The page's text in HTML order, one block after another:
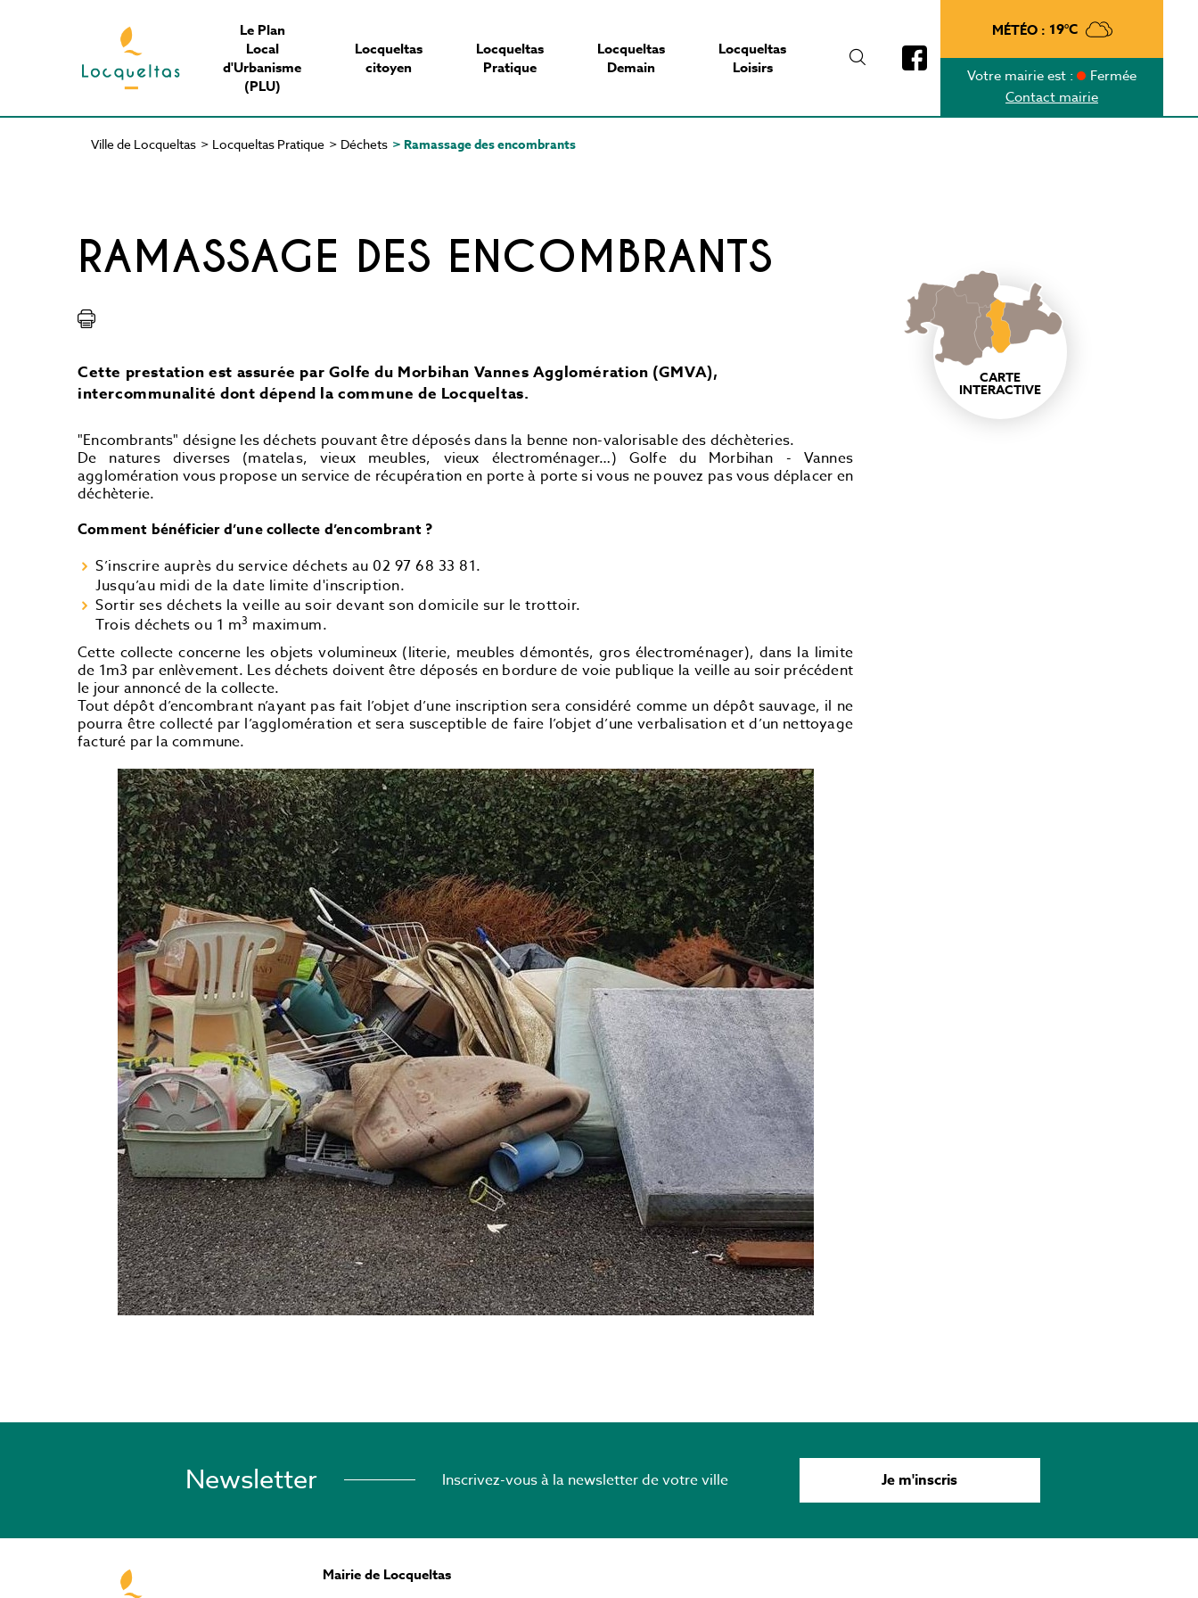
Le Plan
Local
d'Urbanisme
(PLU)
Locqueltas
citoyen
Locqueltas
Pratique
Locqueltas
Demain
Locqueltas
Loisirs
MÉTÉO : 19°C
Votre mairie est :
Fermée
Contact mairie
Ville de Locqueltas > Locqueltas Pratique > Déchets > Ramassage des encombrants
RAMASSAGE DES ENCOMBRANTS
Cette prestation est assurée par Golfe du Morbihan Vannes Agglomération (GMVA),
intercommunalité dont dépend la commune de Locqueltas.
"Encombrants" désigne les déchets pouvant être déposés dans la benne non-valorisable des déchèteries.
De natures diverses (matelas, vieux meubles, vieux électroménager…) Golfe du Morbihan - Vannes
agglomération vous propose un service de récupération en porte à porte si vous ne pouvez pas vous déplacer en
déchèterie.
Comment bénéficier d’une collecte d’encombrant ?
S’inscrire auprès du service déchets au 02 97 68 33 81.
Jusqu’au midi de la date limite d'inscription.
Sortir ses déchets la veille au soir devant son domicile sur le trottoir.
Trois déchets ou 1 m3 maximum.
Cette collecte concerne les objets volumineux (literie, meubles démontés, gros électroménager), dans la limite
de 1m3 par enlèvement. Les déchets doivent être déposés en bordure de voie publique la veille au soir précédent
le jour annoncé de la collecte.
Tout dépôt d’encombrant n’ayant pas fait l’objet d’une inscription sera considéré comme un dépôt sauvage, il ne
pourra être collecté par l’agglomération et sera susceptible de faire l’objet d’une verbalisation et d’un nettoyage
facturé par la commune.
CARTE
INTERACTIVE
Newsletter Inscrivez-vous à la newsletter de votre ville Je m'inscris
Mairie de Locqueltas